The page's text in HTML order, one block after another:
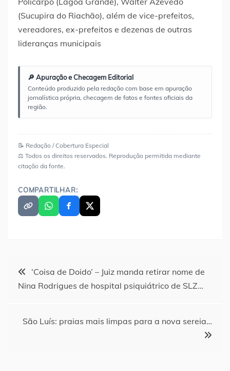
(Sucupira do Riachão), além de vice-prefeitos,
vereadores, ex-prefeitos e dezenas de outras
lideranças municipais
🔎 Apuração e Checagem Editorial
Conteúdo produzido pela redação com base em apuração
jornalística própria, checagem de fatos e fontes oficiais da
região.
📝 Redação / Cobertura Especial
⚖️ Todos os direitos reservados. Reprodução permitida mediante
citação da fonte.
COMPARTILHAR:
Navegação
Post
‘Coisa de Doido’ – Juiz manda retirar nome de
Nina Rodrigues de hospital psiquiátrico de SLZ…
São Luís: praias mais limpas para a nova sereia…